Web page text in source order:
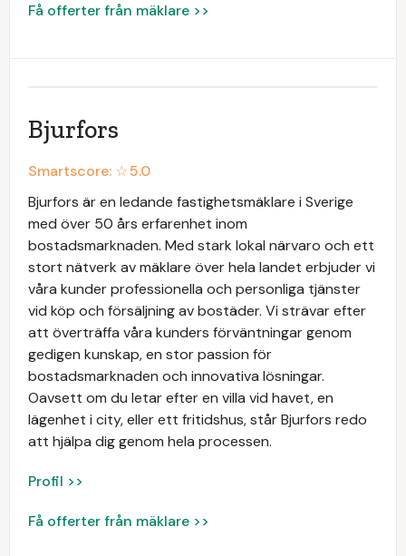
Få offerter från mäklare >>
Bjurfors
Smartscore: ☆5.0
Bjurfors är en ledande fastighetsmäklare i Sverige
med över 50 års erfarenhet inom
bostadsmarknaden. Med stark lokal närvaro och ett
stort nätverk av mäklare över hela landet erbjuder vi
våra kunder professionella och personliga tjänster
vid köp och försäljning av bostäder. Vi strävar efter
att överträffa våra kunders förväntningar genom
gedigen kunskap, en stor passion för
bostadsmarknaden och innovativa lösningar.
Oavsett om du letar efter en villa vid havet, en
lägenhet i city, eller ett fritidshus, står Bjurfors redo
att hjälpa dig genom hela processen.
Profil >>
Få offerter från mäklare >>